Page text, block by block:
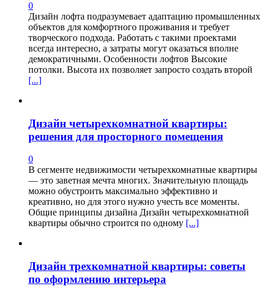
0
Дизайн лофта подразумевает адаптацию промышленных
объектов для комфортного проживания и требует
творческого подхода. Работать с такими проектами
всегда интересно, а затраты могут оказаться вполне
демократичными. Особенности лофтов Высокие
потолки. Высота их позволяет запросто создать второй
[...]
Дизайн четырехкомнатной квартиры:
решения для просторного помещения
0
В сегменте недвижимости четырехкомнатные квартиры
— это заветная мечта многих. Значительную площадь
можно обустроить максимально эффективно и
креативно, но для этого нужно учесть все моменты.
Общие принципы дизайна Дизайн четырехкомнатной
квартиры обычно строится по одному [...]
Дизайн трехкомнатной квартиры: советы
по оформлению интерьера